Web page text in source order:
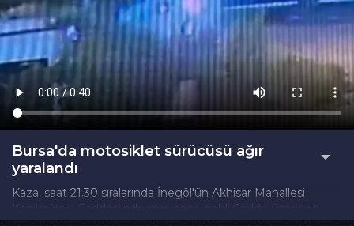
Bursa'da motosiklet sürücüsü ağır
yaralandı
Kaza, saat 21.30 sıralarında İnegöl'ün Akhisar Mahallesi
Karalar Yolu Caddesi'nde meydana geldi.Cadde üzerinde